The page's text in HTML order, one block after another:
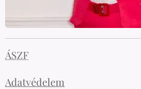
ÁSZF
Adatvédelem